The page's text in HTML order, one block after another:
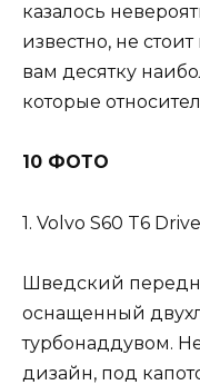
казалось
известно, не
вам десятку
которые
10 ФОТО
1. Volvo S60 T6
Шведский
оснащенный
турбонаддувом.
дизайн, под